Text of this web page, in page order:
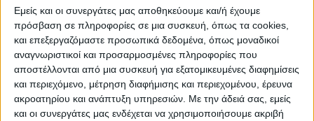
Εμείς και οι συνεργάτες μας αποθηκεύουμε και/ή έχουμε
πρόσβαση σε πληροφορίες σε μια συσκευή, όπως τα cookies,
και επεξεργαζόμαστε προσωπικά δεδομένα, όπως μοναδικοί
αναγνωριστικοί και προσαρμοσμένες πληροφορίες που
αποστέλλονται από μια συσκευή για εξατομικευμένες διαφημίσεις
και περιεχόμενο, μέτρηση διαφήμισης και περιεχομένου, έρευνα
ακροατηρίου και ανάπτυξη υπηρεσιών. Με την άδειά σας, εμείς
και οι συνεργάτες μας ενδέχεται να χρησιμοποιήσουμε ακριβή